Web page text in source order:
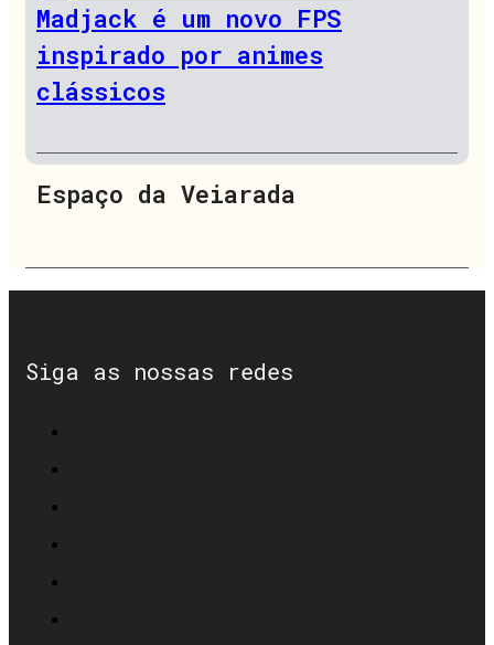
Madjack é um novo FPS
inspirado por animes
clássicos
Espaço da Veiarada
Siga as nossas redes